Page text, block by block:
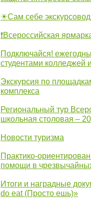
☀Сам себе экскурсовод
❗Всероссийская
Подключайся!
студентами колледжей
Экскурсия по
комплекса
Региональный тур
школьная столовая –
Новости туризма
Практико-
помощи в
Итоги и наградные
do eat (Просто ешь)»